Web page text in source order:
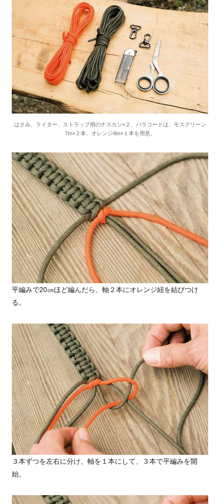
はさみ、ライター、ストラップ用のナスカン×２、パラコードは、モスグリーン
7m×２本、オレンジ4m×１本を用意。
平編みで20㎝ほど編んだら、軸２本にオレンジ紐を結びつけ
る。
３本ずつを左右に分け、軸を１本にして、３本で平編みを開
始。